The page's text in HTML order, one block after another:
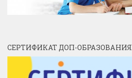
СЕРТИФИКАТ ДОП-ОБРАЗОВАНИЯ